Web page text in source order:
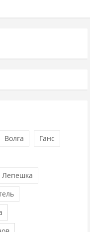
Волга
Ганс
Лепешка